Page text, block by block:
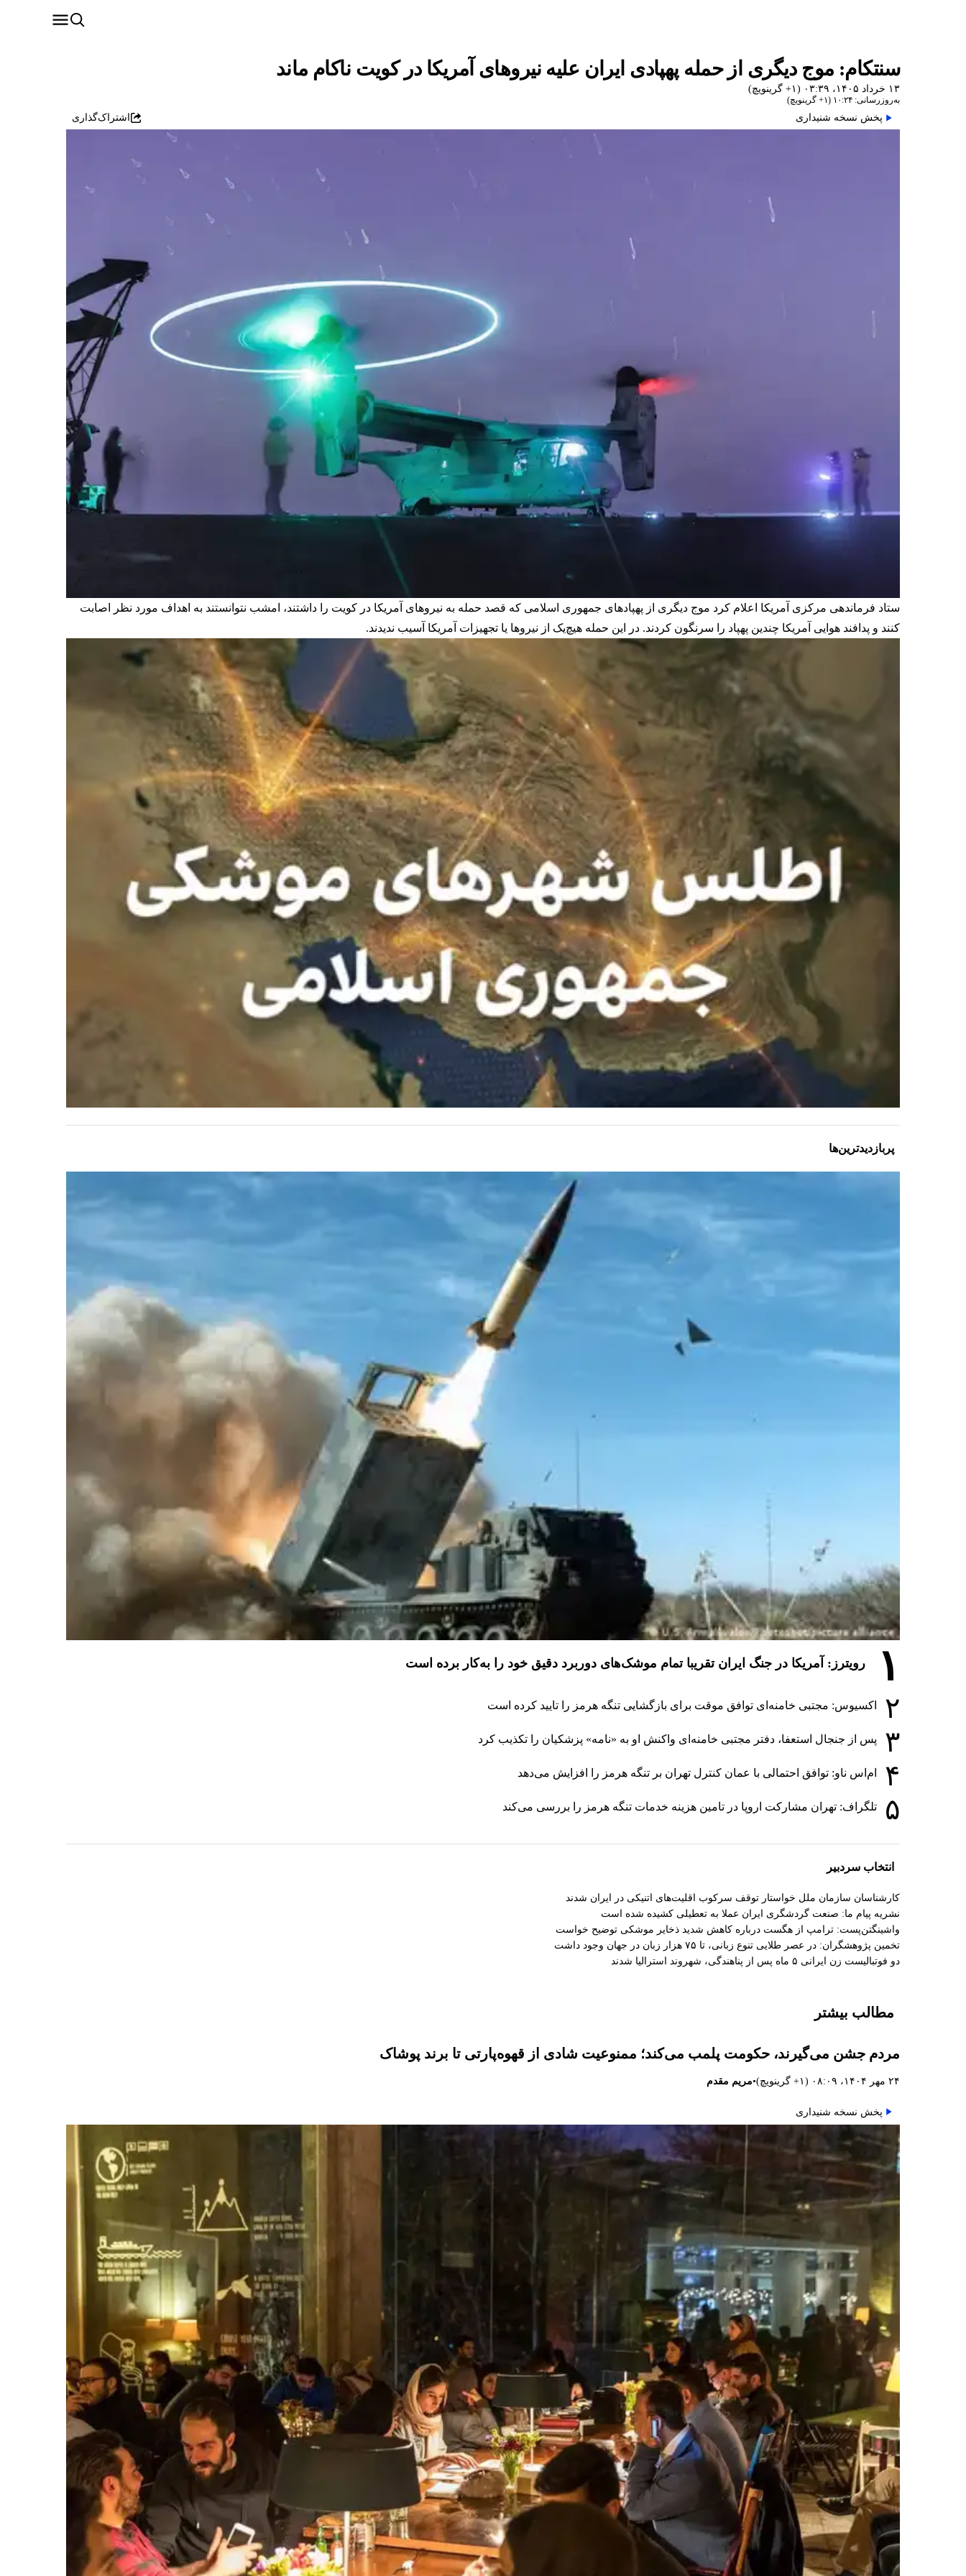
سنتکام: موج دیگری از حمله پهپادی ایران علیه نیروهای آمریکا در کویت ناکام ماند
۱۳ خرداد ۱۴۰۵، ۰۳:۳۹ (‎+۱ گرینویچ)
به‌روزرسانی: ۱۰:۲۴ (‎+۱ گرینویچ)
پخش نسخه شنیداری اشتراک‌گذاری
ستاد فرماندهی مرکزی آمریکا اعلام کرد موج دیگری از پهپادهای جمهوری اسلامی که قصد حمله به نیروهای آمریکا در کویت را داشتند، امشب نتوانستند به اهداف مورد نظر اصابت
کنند و پدافند هوایی آمریکا چندین پهپاد را سرنگون کردند. در این حمله هیچ‌یک از نیروها یا تجهیزات آمریکا آسیب ندیدند.
پربازدیدترین‌ها
۱ رویترز: آمریکا در جنگ ایران تقریبا تمام موشک‌های دوربرد دقیق خود را به‌کار برده است
۲ اکسیوس: مجتبی خامنه‌ای توافق موقت برای بازگشایی تنگه هرمز را تایید کرده است
۳ پس از جنجال استعفا، دفتر مجتبی خامنه‌ای واکنش او به «نامه» پزشکیان را تکذیب کرد
۴ ام‌اس ناو: توافق احتمالی با عمان کنترل تهران بر تنگه هرمز را افزایش می‌دهد
۵ تلگراف: تهران مشارکت اروپا در تامین هزینه خدمات تنگه هرمز را بررسی می‌کند
انتخاب سردبیر
کارشناسان سازمان ملل خواستار توقف سرکوب اقلیت‌های اتنیکی در ایران شدند
نشریه پیام ما: صنعت گردشگری ایران عملا به تعطیلی کشیده شده است
واشینگتن‌پست: ترامپ از هگست درباره کاهش شدید ذخایر موشکی توضیح خواست
تخمین پژوهشگران: در عصر طلایی تنوع زبانی، تا ۷۵ هزار زبان در جهان وجود داشت
دو فوتبالیست زن ایرانی ۵ ماه پس از پناهندگی، شهروند استرالیا شدند
مطالب بیشتر
مردم جشن می‌گیرند، حکومت پلمب می‌کند؛ ممنوعیت شادی از قهوه‌پارتی تا برند پوشاک
۲۴ مهر ۱۴۰۴، ۰۸:۰۹ (‎+۱ گرینویچ) •مریم مقدم
پخش نسخه شنیداری